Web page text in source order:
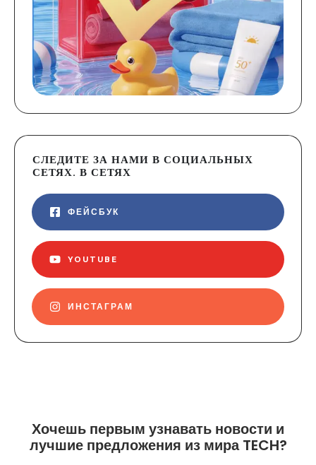
СЛЕДИТЕ ЗА НАМИ В СОЦИАЛЬНЫХ
СЕТЯХ. В СЕТЯХ
ФЕЙСБУК
YOUTUBE
ИНСТАГРАМ
Хочешь первым узнавать новости и
лучшие предложения из мира TECH?